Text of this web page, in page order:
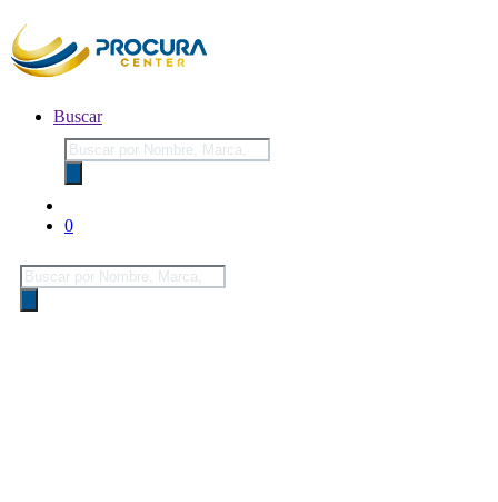
Buscar
Búsqueda
de
productos
0
Búsqueda
de
productos